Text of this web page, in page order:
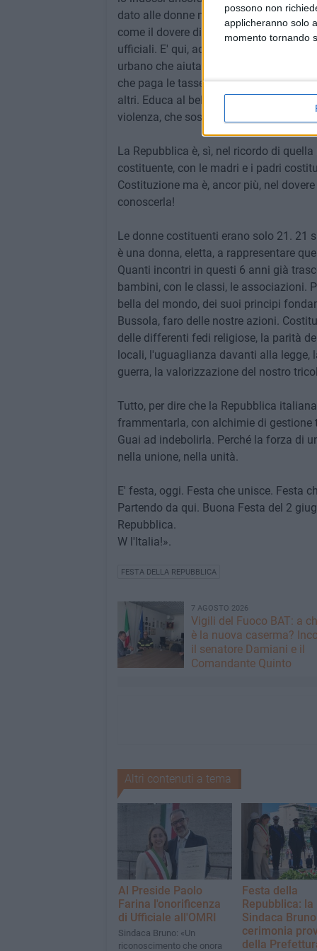
possono non
applicheranno solo
momento tornando
dato alle donne non solo il diritto di
come il dovere di governare. La
ufficiali. E' qui, adesso. E' in ogni
urbano che aiuta un anziano ad
che paga le tasse, che non si gira
altri. Educa al bello, al bene, alla
violenza, che sostiene, che include, che
La Repubblica è, sì, nel ricordo di
costituente, con le madri e i padri
Costituzione ma è, ancor più, nel
conoscerla!
Le donne costituenti erano solo 21. 21
è una donna, eletta, a rappresentare
Quanti incontri in questi 6 anni già
bambini, con le classi, le associazioni.
bella del mondo, dei suoi principi
Bussola, faro delle nostre azioni.
delle differenti fedi religiose, la parità
locali, l'uguaglianza davanti alla legge,
guerra, la valorizzazione del nostro
Tutto, per dire che la Repubblica
frammentarla, con alchimie di
Guai ad indebolirla. Perché la forza di
nella unione, nella unità.
E' festa, oggi. Festa che unisce. Festa
Partendo da qui. Buona Festa del 2
Repubblica.
W l'Italia!».
FESTA DELLA REPUBBLICA
7 AGOSTO 2026
​Vigili del Fuoco BAT: a
è la nuova caserma?
il senatore Damiani e il
Comandante Quinto
Altri contenuti a tema
Al Preside Paolo
Farina l'onorificenza
di Ufficiale all'OMRI
Sindaca Bruno: «Un
riconoscimento che onora
Festa della
Repubblica: la
Sindaca
cerimonia
della